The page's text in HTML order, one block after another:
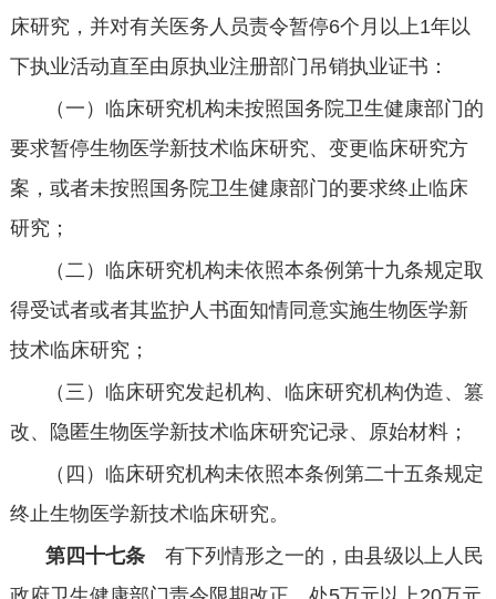
床研究，并对有关医务人员责令暂停6个月以上1年以
下执业活动直至由原执业注册部门吊销执业证书：
（一）临床研究机构未按照国务院卫生健康部门的
要求暂停生物医学新技术临床研究、变更临床研究方
案，或者未按照国务院卫生健康部门的要求终止临床
研究；
（二）临床研究机构未依照本条例第十九条规定取
得受试者或者其监护人书面知情同意实施生物医学新
技术临床研究；
（三）临床研究发起机构、临床研究机构伪造、篡
改、隐匿生物医学新技术临床研究记录、原始材料；
（四）临床研究机构未依照本条例第二十五条规定
终止生物医学新技术临床研究。
第四十七条 有下列情形之一的，由县级以上人民